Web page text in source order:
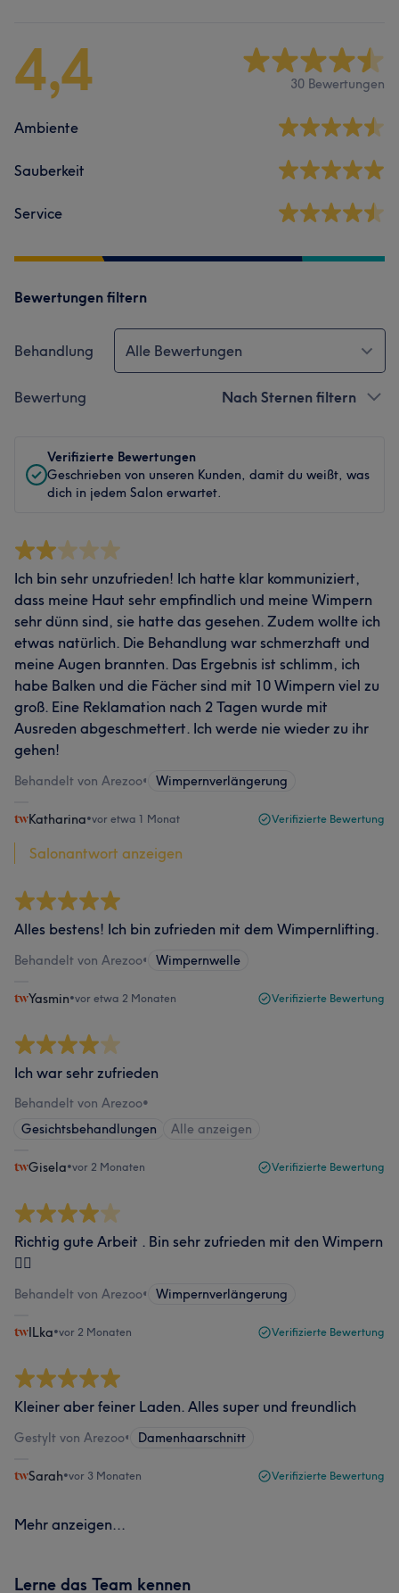
4,4 30 Bewertungen
Ambiente
Sauberkeit
Service
Bewertungen filtern
Behandlung Alle Bewertungen
Bewertung Nach Sternen filtern
Verifizierte Bewertungen
Geschrieben von unseren Kunden, damit du weißt, was
dich in jedem Salon erwartet.
Ich bin sehr unzufrieden! Ich hatte klar kommuniziert,
dass meine Haut sehr empfindlich und meine Wimpern
sehr dünn sind, sie hatte das gesehen. Zudem wollte ich
etwas natürlich. Die Behandlung war schmerzhaft und
meine Augen brannten. Das Ergebnis ist schlimm, ich
habe Balken und die Fächer sind mit 10 Wimpern viel zu
groß. Eine Reklamation nach 2 Tagen wurde mit
Ausreden abgeschmettert. Ich werde nie wieder zu ihr
gehen!
Behandelt von Arezoo• Wimpernverlängerung
Katharina•vor etwa 1 Monat Verifizierte Bewertung
Salonantwort anzeigen
Alles bestens! Ich bin zufrieden mit dem Wimpernlifting.
Behandelt von Arezoo• Wimpernwelle
Yasmin•vor etwa 2 Monaten Verifizierte Bewertung
Ich war sehr zufrieden
Behandelt von Arezoo•
Gesichtsbehandlungen
Alle anzeigen
Gisela•vor 2 Monaten Verifizierte Bewertung
Richtig gute Arbeit . Bin sehr zufrieden mit den Wimpern
👍🏻
Behandelt von Arezoo• Wimpernverlängerung
ILka•vor 2 Monaten Verifizierte Bewertung
Kleiner aber feiner Laden. Alles super und freundlich
Gestylt von Arezoo• Damenhaarschnitt
Sarah•vor 3 Monaten Verifizierte Bewertung
Mehr anzeigen...
Lerne das Team kennen